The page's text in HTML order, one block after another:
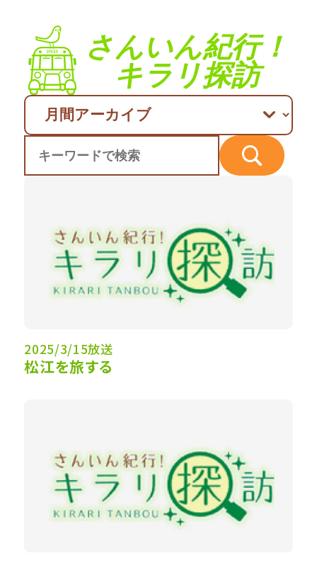
さんいん紀行！
キラリ探訪
2025/3/15放送
松江を旅する